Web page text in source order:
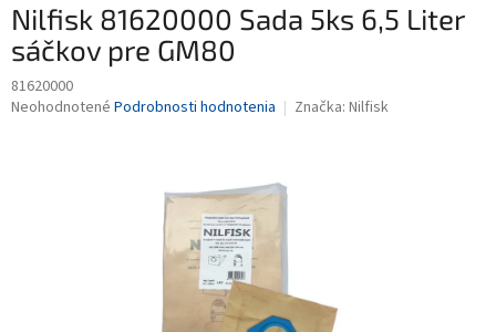
Nilfisk 81620000 Sada 5ks 6,5 Liter
sáčkov pre GM80
81620000
Priemerné
Neohodnotené Podrobnosti hodnotenia Značka: Nilfisk